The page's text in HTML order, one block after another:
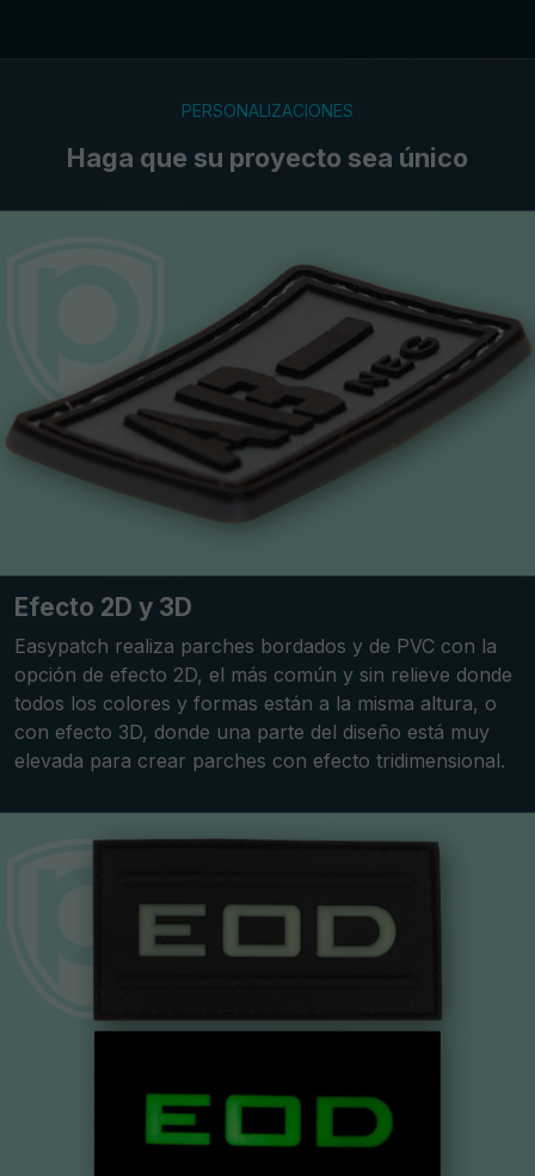
PERSONALIZACIONES
Haga que su proyecto sea único
Efecto 2D y 3D
Easypatch realiza parches bordados y de PVC con la
opción de efecto 2D, el más común y sin relieve donde
todos los colores y formas están a la misma altura, o
con efecto 3D, donde una parte del diseño está muy
elevada para crear parches con efecto tridimensional.